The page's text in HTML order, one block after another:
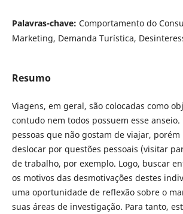
Palavras-chave: Comportamento do
Marketing, Demanda Turística,
Resumo
Viagens, em geral, são colocadas como
contudo nem todos possuem esse
pessoas que não gostam de viajar, porém
deslocar por questões pessoais (visitar
de trabalho, por exemplo. Logo, buscar
os motivos das desmotivações destes
uma oportunidade de reflexão sobre o
suas áreas de investigação. Para tanto,